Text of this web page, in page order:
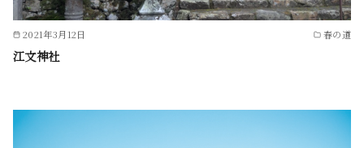
2021年3月12日 春の道
江文神社